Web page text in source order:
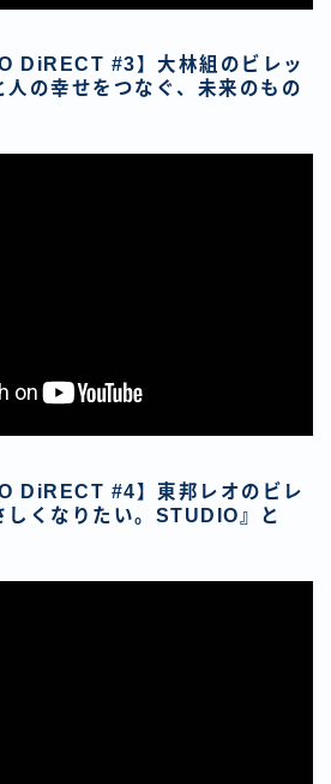
DiRECT #3】大林組のビレッ
人の幸せをつなぐ、未来のもの
DiRECT #4】東邦レオのビレ
しくなりたい。STUDIO』と